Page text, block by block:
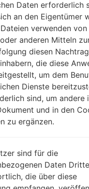
und seine
LGAN270PP
LG Exchange
Daten erforderlich
an den Eigentümer
verwenden von
anderen Mitteln
diesen
die diese
um dem
Dienste
sind, um andere
und in den
zu ergänzen.
sind für die
Daten
die über diese